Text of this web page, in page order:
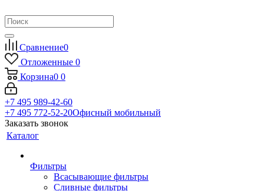
Сравнение0
Отложенные 0
Корзина0 0
+7 495 989-42-60
+7 495 772-52-20Офисный мобильный
Заказать звонок
Каталог
Фильтры
Всасывающие фильтры
Сливные фильтры